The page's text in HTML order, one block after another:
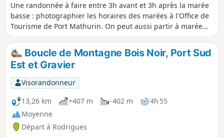
Une randonnée à faire entre 3h avant et 3h après la marée
basse : photographier les horaires des marées à l'Office de
Tourisme de Port Mathurin. On peut aussi partir à marée
montante, déjeuner à plage de Rivière Banane dans une
"boutik". La plage est parfaite pour la baignade avec une
bonne profondeur d'eau, les propriétaires de bateaux vous
proposeront certainement d'aller plonger avec masque,
palmes et tuba sur la barrière de corail (matériel fourni).
Boucle de Montagne Bois Noir, Port Sud
Est et Gravier
Visorandonneur
13,26 km
+407 m -402 m
4h 55
Moyenne
Départ à Rodrigues